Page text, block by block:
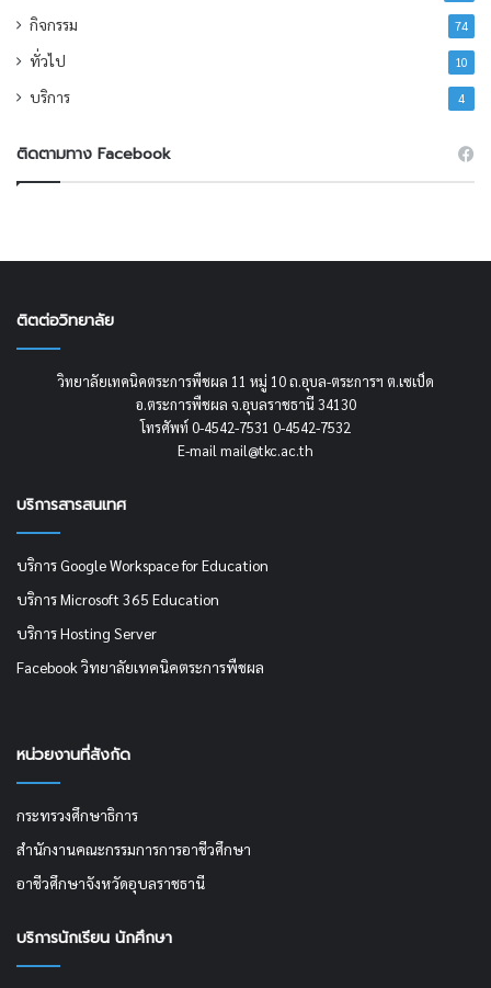
กิจกรรม 74
ทั่วไป 10
บริการ 4
ติดตามทาง Facebook
ติตต่อวิทยาลัย
วิทยาลัยเทคนิคตระการพืชผล 11 หมู่ 10 ถ.อุบล-ตระการฯ ต.เซเป็ด
อ.ตระการพืชผล จ.อุบลราชธานี 34130
โทรศัพท์ 0-4542-7531 0-4542-7532
E-mail mail@tkc.ac.th
บริการสารสนเทศ
บริการ Google Workspace for Education
บริการ Microsoft 365 Education
บริการ Hosting Server
Facebook วิทยาลัยเทคนิคตระการพืชผล
หน่วยงานที่สังกัด
กระทรวงศึกษาธิการ
สำนักงานคณะกรรมการการอาชีวศึกษา
อาชีวศึกษาจังหวัดอุบลราชธานี
บริการนักเรียน นักศึกษา